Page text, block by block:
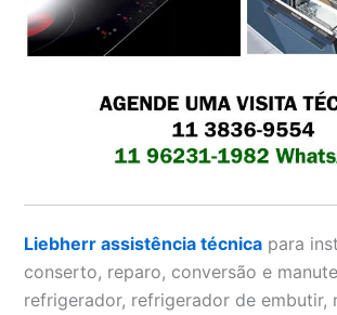
Liebherr assistência técnica para
conserto, reparo, conversão e
refrigerador, refrigerador de embutir,